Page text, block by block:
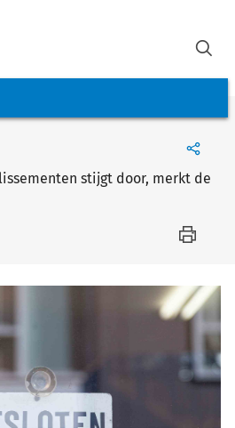
stijgt door, merkt de